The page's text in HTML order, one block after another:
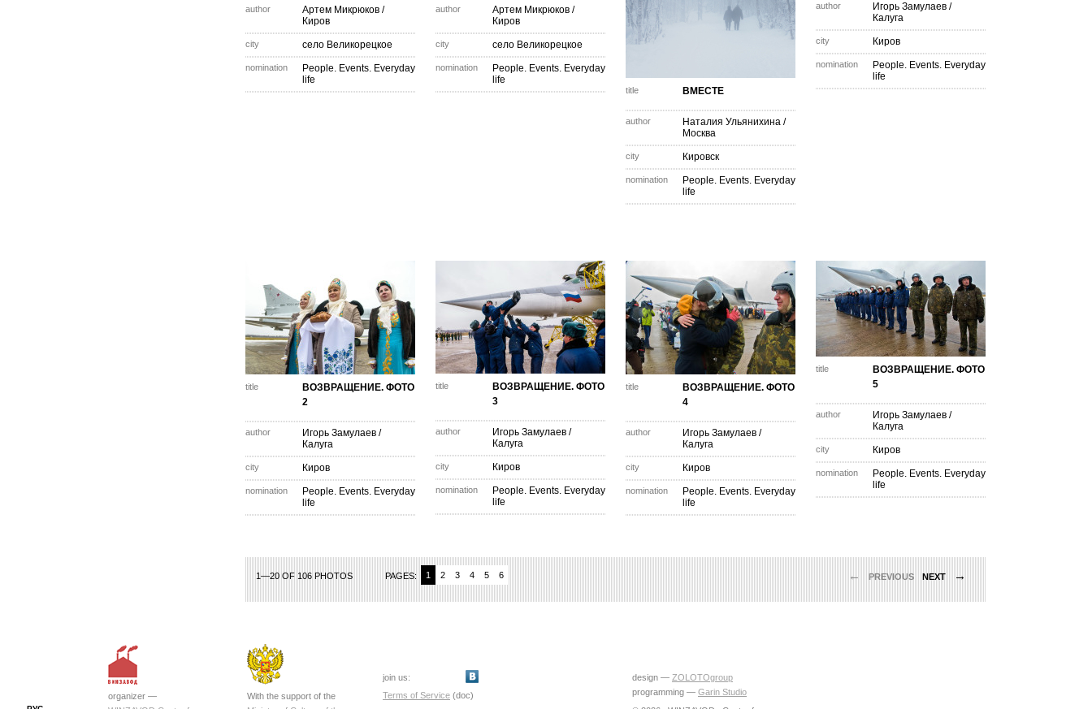
author Артем Микрюков /
Киров
city село Великорецкое
nomination
People. Events. Everyday
life
author Артем Микрюков /
Киров
city село Великорецкое
nomination
People. Events. Everyday
life
title ВМЕСТЕ
author Наталия Ульянихина /
Москва
city Кировск
nomination
People. Events. Everyday
life
author Игорь Замулаев /
Калуга
city Киров
nomination
People. Events. Everyday
life
title
ВОЗВРАЩЕНИЕ. ФОТО
2
author Игорь Замулаев /
Калуга
city Киров
nomination
People. Events. Everyday
life
title
ВОЗВРАЩЕНИЕ. ФОТО
3
author Игорь Замулаев /
Калуга
city Киров
nomination
People. Events. Everyday
life
title
ВОЗВРАЩЕНИЕ. ФОТО
4
author Игорь Замулаев /
Калуга
city Киров
nomination
People. Events. Everyday
life
title
ВОЗВРАЩЕНИЕ. ФОТО
5
author Игорь Замулаев /
Калуга
city Киров
nomination
People. Events. Everyday
life
1—20 OF 106 PHOTOS PAGES: 1 2 3 4 5 6 ← PREVIOUS NEXT →
organizer —
With the support of the
join us:
Terms of Service (doc)
design — ZOLOTOgroup
programming — Garin Studio